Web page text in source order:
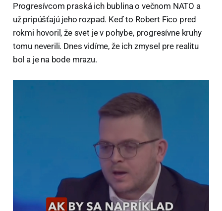
Progresívcom praská ich bublina o večnom NATO a
už pripúšťajú jeho rozpad. Keď to Robert Fico pred
rokmi hovoril, že svet je v pohybe, progresívne kruhy
tomu neverili. Dnes vidíme, že ich zmysel pre realitu
bol a je na bode mrazu.